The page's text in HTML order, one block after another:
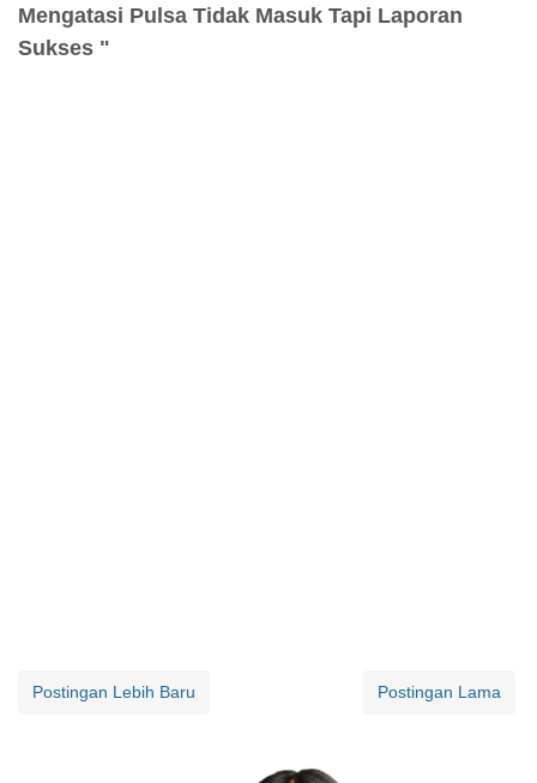
Mengatasi Pulsa Tidak Masuk Tapi Laporan
Sukses "
Postingan Lebih Baru Postingan Lama